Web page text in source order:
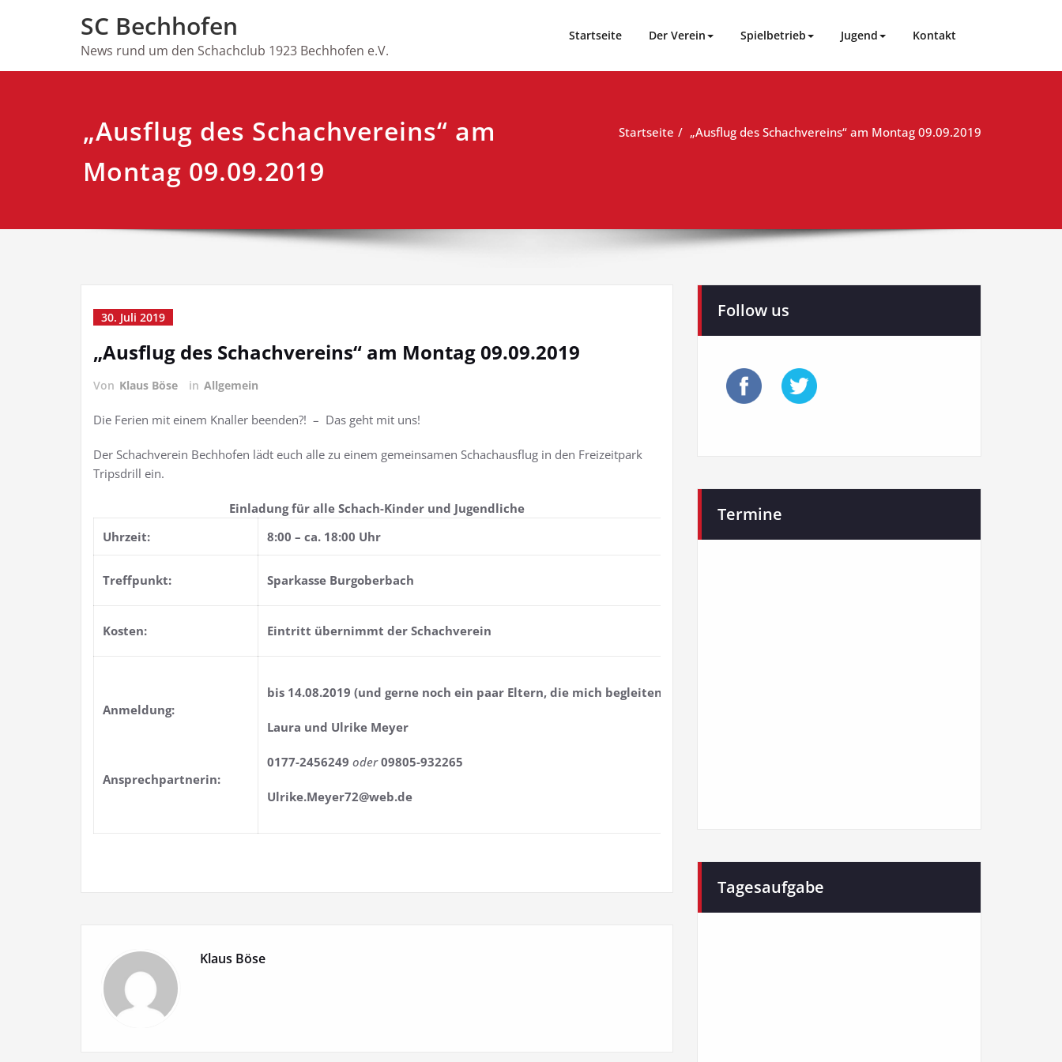
SC Bechhofen
News rund um den Schachclub 1923 Bechhofen e.V.
Startseite Der Verein Spielbetrieb Jugend Kontakt
„Ausflug des Schachvereins“ am
Montag 09.09.2019
Startseite „Ausflug des Schachvereins“ am Montag 09.09.2019
30. Juli 2019
„Ausflug des Schachvereins“ am Montag 09.09.2019
Von Klaus Böse in Allgemein
Die Ferien mit einem Knaller beenden?! – Das geht mit uns!
Der Schachverein Bechhofen lädt euch alle zu einem gemeinsamen Schachausflug in den Freizeitpark
Tripsdrill ein.
Einladung für alle Schach-Kinder und Jugendliche
Uhrzeit:
8:00 – ca. 18:00 Uhr
Treffpunkt: Sparkasse Burgoberbach
Kosten: Eintritt übernimmt der Schachverein
Anmeldung:
Ansprechpartnerin:
bis 14.08.2019 (und gerne noch ein paar Eltern, die mich begleiten)
Laura und Ulrike Meyer
0177-2456249oder09805-932265
Ulrike.Meyer72@web.de
Klaus Böse
Follow us
Termine
Tagesaufgabe